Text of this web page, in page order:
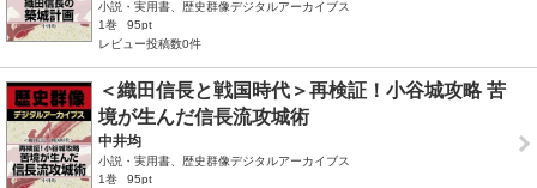
小説・実用書、歴史群像デジタルアーカイブス
1巻
95pt
レビュー投稿数0件
＜織田信長と戦国時代＞再検証！小谷城攻略 苦
境が生んだ信長流攻城術
中井均
小説・実用書、歴史群像デジタルアーカイブス
1巻
95pt